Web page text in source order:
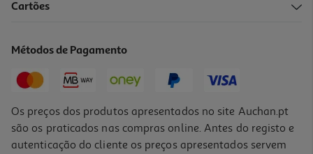
Cartões
Métodos de Pagamento
Os preços dos produtos apresentados no site Auchan.pt
são os praticados nas compras online. Antes do registo e
autenticação do cliente os preços apresentados servem